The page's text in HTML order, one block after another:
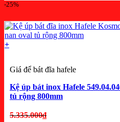
tại
là:
-25%
+
Giá để bát đĩa hafele
Kệ úp bát inox Hafele
tủ rộng 800mm
5.335.000₫Giá